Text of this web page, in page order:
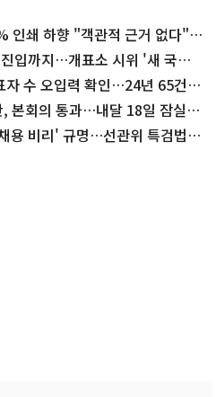
인쇄 하향 "객관적 근거 없다"
입까지…개표소 시위 '새 국면'
자 수 오입력 확인…24년 65건
본회의 통과…내달 18일 잠실
용 비리' 규명…선관위 특검법